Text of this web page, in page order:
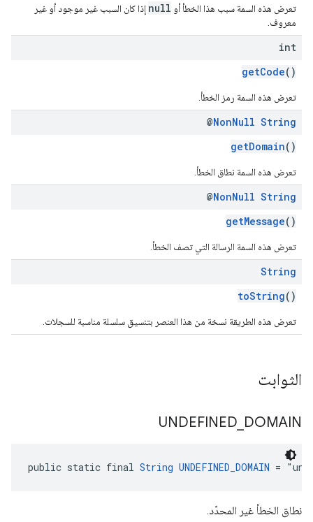
تعرض هذه السمة سبب هذا الخطأ أو null إذا كان السبب غير موجود أو غير
معروف.
int
getCode()
تعرض هذه السمة رمز الخطأ.
@NonNull String
getDomain()
تعرض هذه السمة نطاق الخطأ.
@NonNull String
getMessage()
تعرض هذه السمة الرسالة التي تصف الخطأ.
String
toString()
تعرض هذه الطريقة نسخة من هذا العنصر بتنسيق سلسلة مناسبة للسجلات.
الثوابت
UNDEFINED DOMAIN
public static final String UNDEFINED_DOMAIN =
نطاق الخطأ غير المحدّد.